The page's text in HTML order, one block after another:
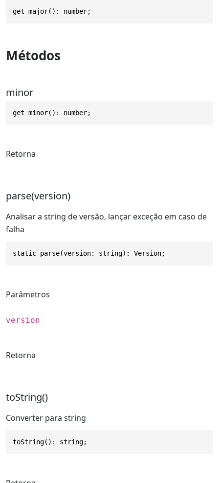
get major(): number;
Métodos
minor
get minor(): number;
Retorna
parse(version)
Analisar a string de versão, lançar exceção em caso de
falha
static parse(version: string): Version;
Parâmetros
version
Retorna
toString()
Converter para string
toString(): string;